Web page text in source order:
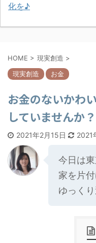
化を♪
HOME > 現実創造 >
現実創造
お金
お金のないかわ
していませんか？
2021年2月15日 2021
今日は東
家を片
ゆっく